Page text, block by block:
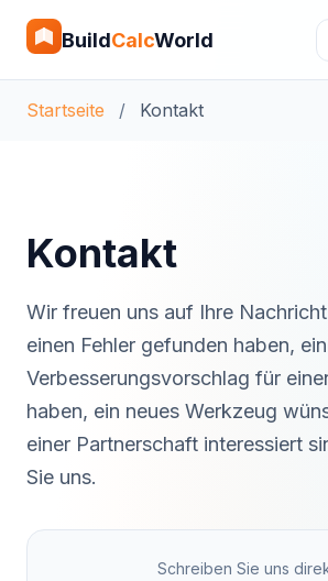
BuildCalcWorld
Startseite / Kontakt
Kontakt
Wir freuen uns auf Ihre
einen Fehler gefunden haben,
Verbesserungsvorschlag für
haben, ein neues Werkzeug
einer Partnerschaft interessiert
Sie uns.
Schreiben Sie uns